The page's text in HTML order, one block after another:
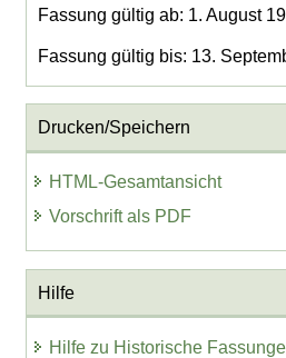
Fassung gültig ab: 1. August
Fassung gültig bis: 13.
Drucken/Speichern
HTML-Gesamtansicht
Vorschrift als PDF
Hilfe
Hilfe zu Historische